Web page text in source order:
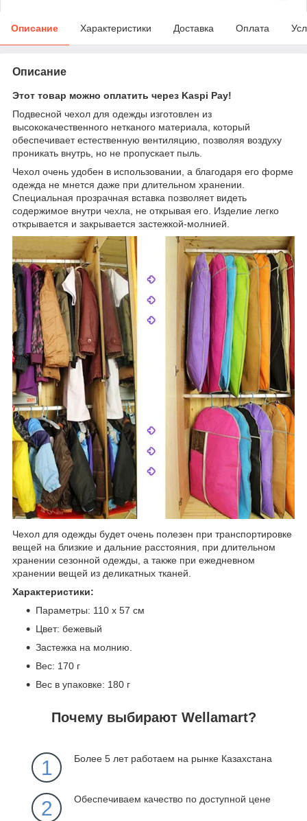
Описание Характеристики Доставка Оплата
Описание
Этот товар можно оплатить через Kaspi Pay!
Подвесной чехол для одежды изготовлен из
высококачественного нетканого материала, который
обеспечивает естественную вентиляцию, позволяя воздуху
проникать внутрь, но не пропускает пыль.
Чехол очень удобен в использовании, а благодаря его форме
одежда не мнется даже при длительном хранении.
Специальная прозрачная вставка позволяет видеть
содержимое внутри чехла, не открывая его. Изделие легко
открывается и закрывается застежкой-молнией.
Чехол для одежды будет очень полезен при транспортировке
вещей на близкие и дальние расстояния, при длительном
хранении сезонной одежды, а также при ежедневном
хранении вещей из деликатных тканей.
Характеристики:
Параметры: 110 x 57 см
Цвет: бежевый
Застежка на молнию.
Вес: 170 г
Вес в упаковке: 180 г
Почему выбирают Wellamart?
1 Более 5 лет работаем на рынке Казахстана
2 Обеспечиваем качество по доступной цене